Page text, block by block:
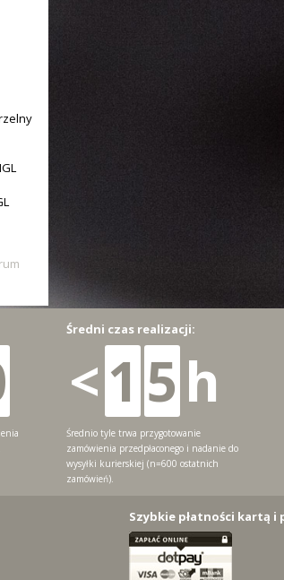
Średni czas realizacji:
<1 5h
Średnio tyle trwa przygotowanie
zamówienia przedpłaconego i nadanie do
wysyłki kurierskiej (n=600 ostatnich
zamówień).
Szybkie płatności kartą i